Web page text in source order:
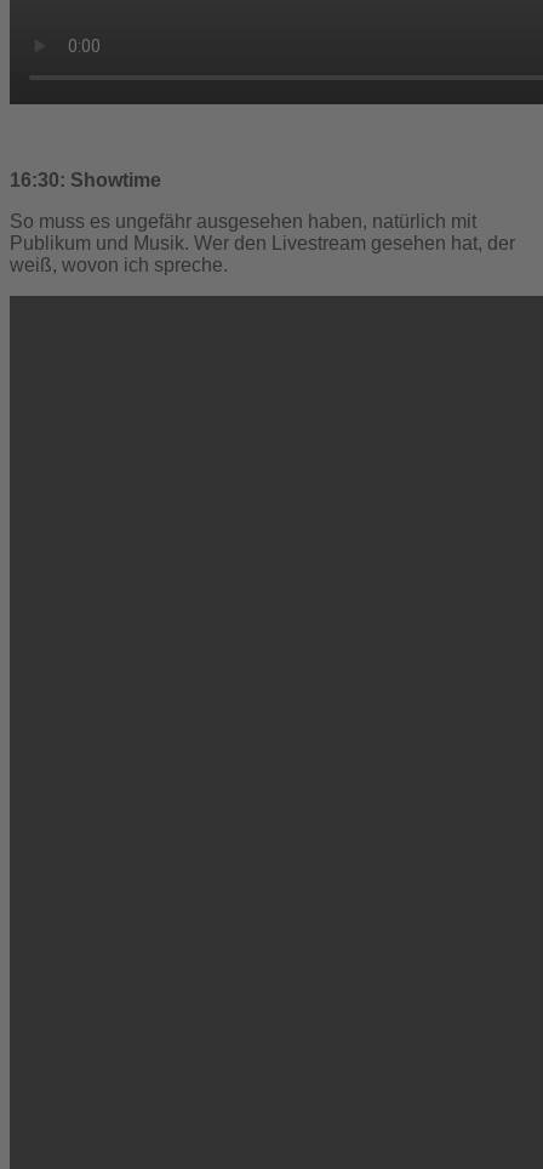
16:30: Showtime
So muss es ungefähr ausgesehen haben, natürlich mit
Publikum und Musik. Wer den Livestream gesehen hat, der
weiß, wovon ich spreche.